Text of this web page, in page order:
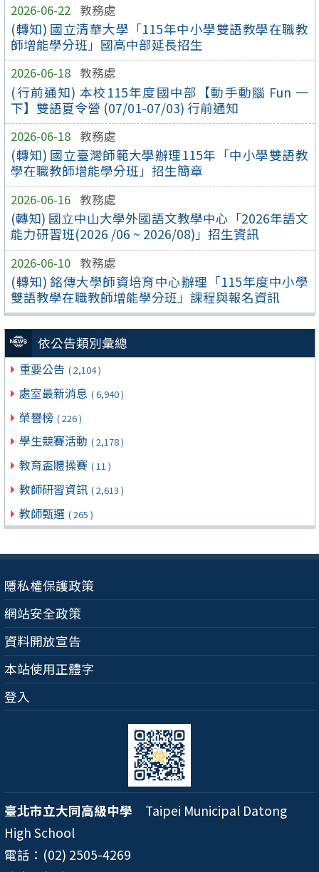
2026-06-22 教務處
(轉知) 國立清華大學「115年中小學雙語教學在職教
師增能學分班」國高中部延長招生
2026-06-18 教務處
(行前通知) 本校115年度國中部【動手動腦 Fun 一
下】雙語夏令營 (07/01-07/03) 行前通知
2026-06-18 教務處
(轉知) 國立臺灣師範大學辦理115年「中小學雙語教
學在職教師增能學分班」招生簡章
2026-06-16 教務處
(轉知) 國立中山大學外國語文教學中心「2026年語文
能力研習班(2026 /06 ~ 2026/08)」招生資訊
2026-06-10 教務處
(轉知) 銘傳大學師資培育中心辦理「115年度中小學
雙語教學在職教師增能學分班」課程與報名資訊
依公告類別彙總
重要公告 ( 2,104 )
處室最新消息 ( 6,940 )
榮譽榜 ( 226 )
學生競賽活動 ( 2,178 )
教育盃體操賽 ( 11 )
教師研習資訊 ( 2,613 )
教師甄選 ( 265 )
隱私權保護政策
網站安全政策
資料開放宣告
本站使用正體字
登入
臺北市立大同高級中學 Taipei Municipal Datong
High School
電話：(02) 2505-4269